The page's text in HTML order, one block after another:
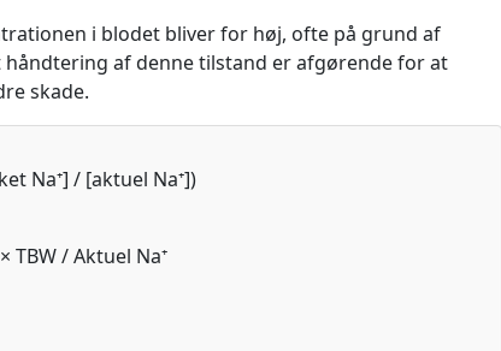
i blodet bliver for høj, ofte på grund af
af denne tilstand er afgørende for at
skade.
Na⁺] / [aktuel Na⁺])
TBW / Aktuel Na⁺